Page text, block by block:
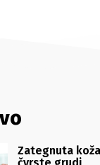
Zategnuta